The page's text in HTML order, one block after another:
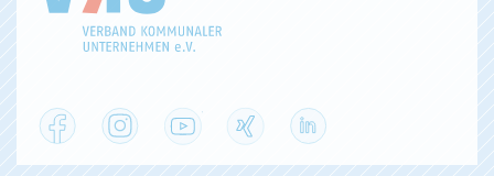
Facebook Instagram YouTube